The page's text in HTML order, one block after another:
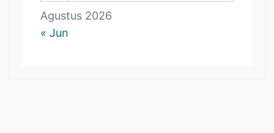
Agustus 2026
« Jun